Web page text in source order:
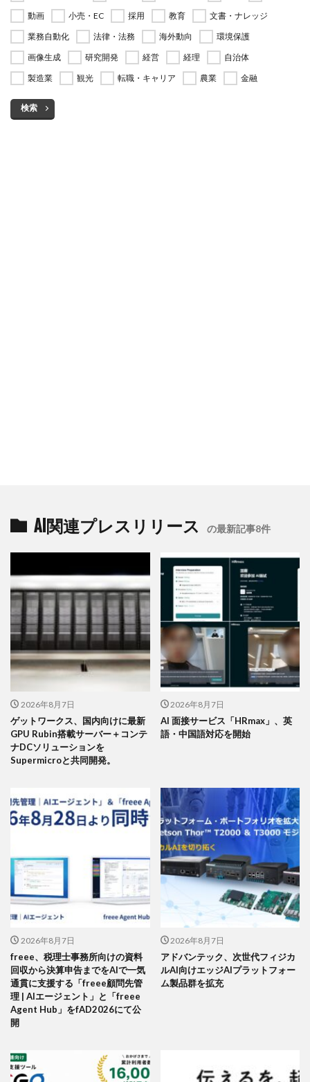
動画 小売・EC 採用 教育
文書・ナレッジ
業務自動化
法律・法務 海外動向
環境保護
画像生成
研究開発 経営 経理
自治体
製造業
観光 転職・キャリア 農業 金融
検索
AI関連プレスリリース の最新記事8件
2026年8月7日
ゲットワークス、国内向けに最新
GPU Rubin搭載サーバー＋コンテ
ナDCソリューションを
Supermicroと共同開発。
2026年8月7日
AI 面接サービス「HRmax」、英
語・中国語対応を開始
2026年8月7日
freee、税理士事務所向けの資料
回収から決算申告までをAIで一気
通貫に支援する「freee顧問先管
理 | AIエージェント」と「freee
Agent Hub」をfAD2026にて公
開
2026年8月7日
アドバンテック、次世代フィジカ
ルAI向けエッジAIプラットフォー
ム製品群を拡充